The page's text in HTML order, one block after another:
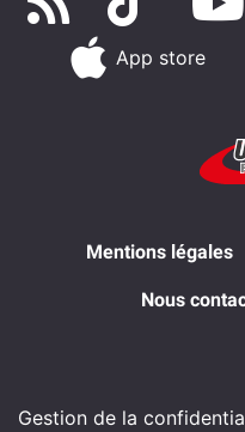
App store
Mentions légales
Nous
Gestion de la